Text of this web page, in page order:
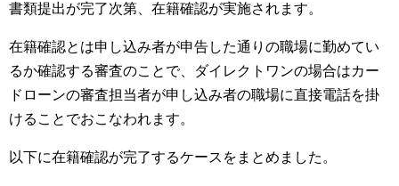
書類提出が完了次第、在籍確認が実施されます。
在籍確認とは申し込み者が申告した通りの職場に勤めてい
るか確認する審査のことで、ダイレクトワンの場合はカー
ドローンの審査担当者が申し込み者の職場に直接電話を掛
けることでおこなわれます。
以下に在籍確認が完了するケースをまとめました。